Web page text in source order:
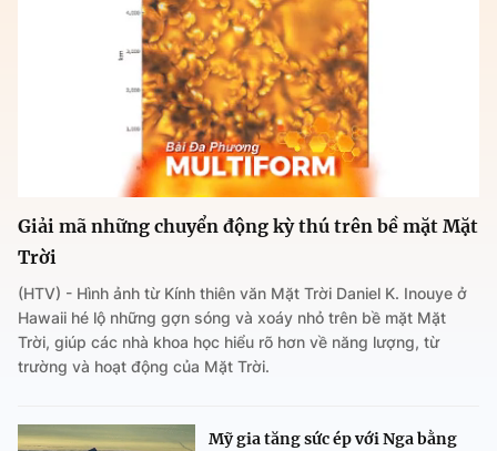
Giải mã những chuyển động kỳ thú trên bề mặt Mặt
Trời
(HTV) - Hình ảnh từ Kính thiên văn Mặt Trời Daniel K. Inouye ở
Hawaii hé lộ những gợn sóng và xoáy nhỏ trên bề mặt Mặt
Trời, giúp các nhà khoa học hiểu rõ hơn về năng lượng, từ
trường và hoạt động của Mặt Trời.
Mỹ gia tăng sức ép với Nga bằng